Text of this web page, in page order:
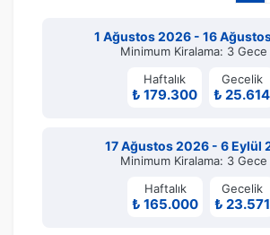
1 Ağustos 2026 - 16
Minimum Kiralama: 3 Gece
Haftalık
₺ 179.300
Gecelik
₺ 25.614
17 Ağustos 2026 - 6 Eylül
Minimum Kiralama: 3 Gece
Haftalık
₺ 165.000
Gecelik
₺ 23.571